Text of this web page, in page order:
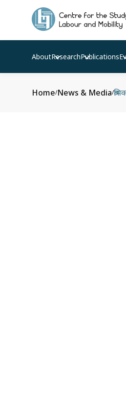
AboutResearchPublications
Home/News & Media/